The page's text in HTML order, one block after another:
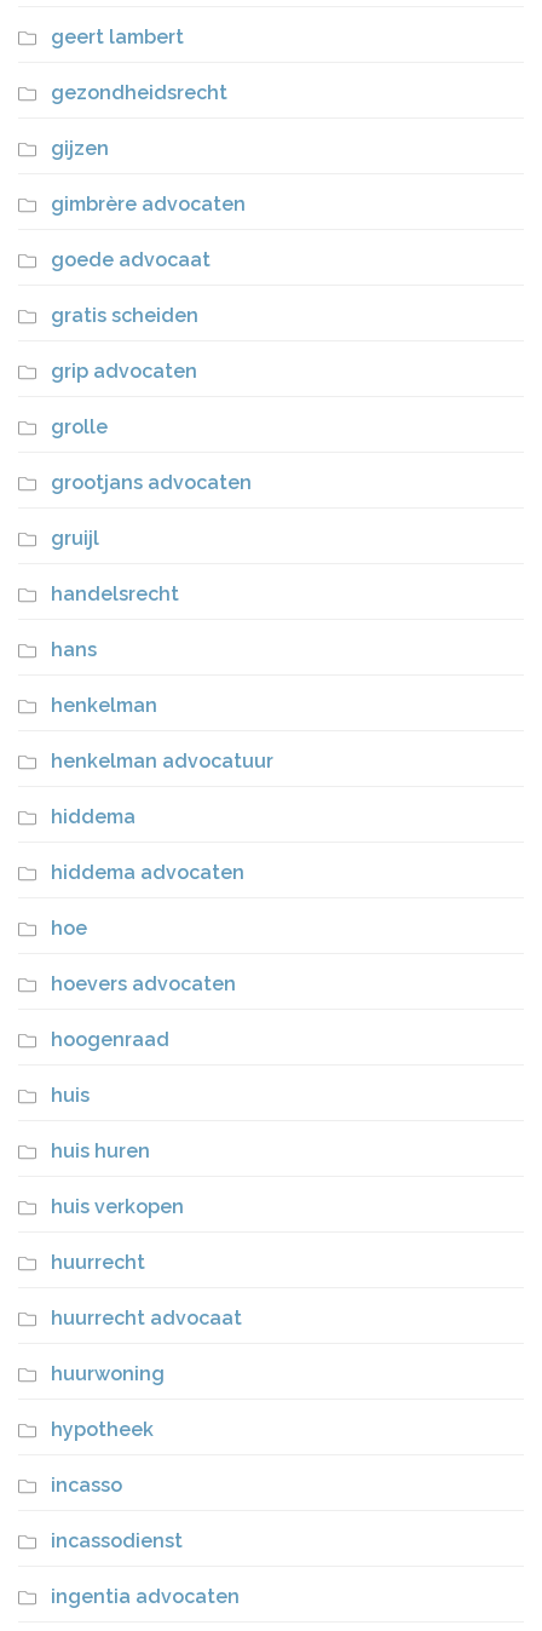
geert lambert
gezondheidsrecht
gijzen
gimbrère advocaten
goede advocaat
gratis scheiden
grip advocaten
grolle
grootjans advocaten
gruijl
handelsrecht
hans
henkelman
henkelman advocatuur
hiddema
hiddema advocaten
hoe
hoevers advocaten
hoogenraad
huis
huis huren
huis verkopen
huurrecht
huurrecht advocaat
huurwoning
hypotheek
incasso
incassodienst
ingentia advocaten